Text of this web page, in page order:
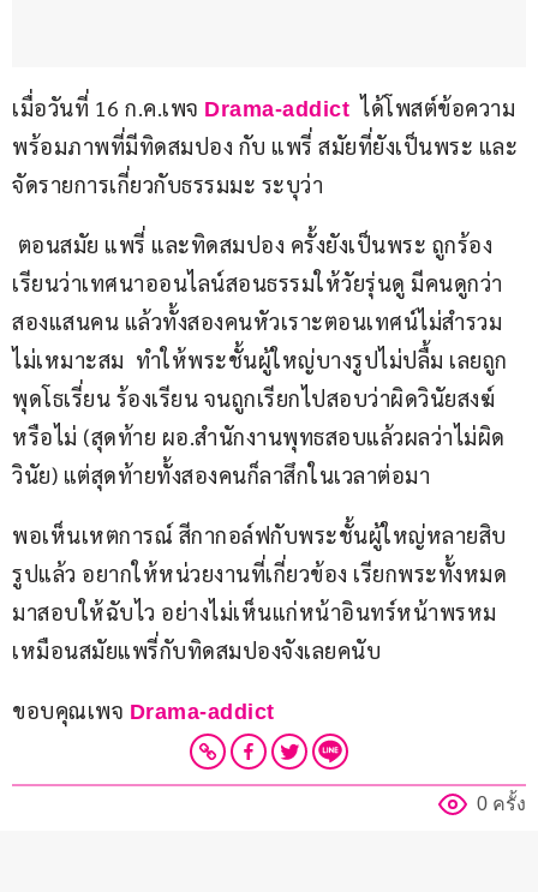
เมื่อวันที่ 16 ก.ค.เพจ Drama-addict ได้โพสต์ข้อความ
พร้อมภาพที่มีทิดสมปอง กับ แพรี่ สมัยที่ยังเป็นพระ และ
จัดรายการเกี่ยวกับธรรมมะ ระบุว่า
ตอนสมัย แพรี่ และทิดสมปอง ครั้งยังเป็นพระ ถูกร้อง
เรียนว่าเทศนาออนไลน์สอนธรรมให้วัยรุ่นดู มีคนดูกว่า
สองแสนคน แล้วทั้งสองคนหัวเราะตอนเทศน์ไม่สำรวม
ไม่เหมาะสม  ทำให้พระชั้นผู้ใหญ่บางรูปไม่ปลื้ม เลยถูก
พุดโธเรี่ยน ร้องเรียน จนถูกเรียกไปสอบว่าผิดวินัยสงฆ์
หรือไม่ (สุดท้าย ผอ.สำนักงานพุทธสอบแล้วผลว่าไม่ผิด
วินัย) แต่สุดท้ายทั้งสองคนก็ลาสึกในเวลาต่อมา
พอเห็นเหตการณ์ สีกากอล์ฟกับพระชั้นผู้ใหญ่หลายสิบ
รูปแล้ว อยากให้หน่วยงานที่เกี่ยวข้อง เรียกพระทั้งหมด
มาสอบให้ฉับไว อย่างไม่เห็นแก่หน้าอินทร์หน้าพรหม
เหมือนสมัยแพรี่กับทิดสมปองจังเลยคนับ
ขอบคุณเพจ Drama-addict
0 ครั้ง